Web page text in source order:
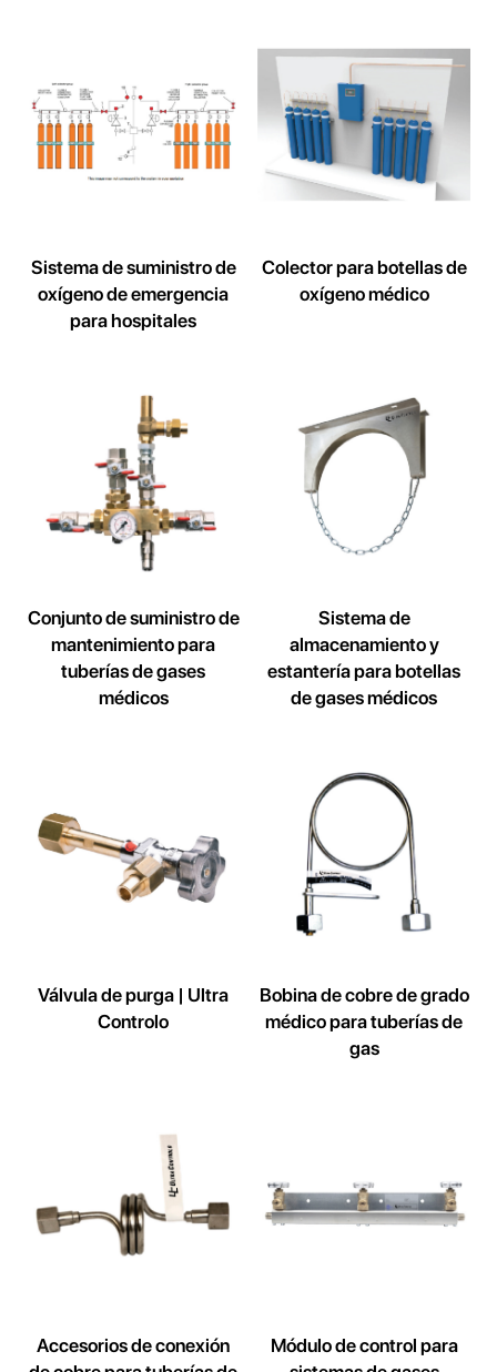
Sistema de suministro de
oxígeno de emergencia
para hospitales
Colector para botellas de
oxígeno médico
Conjunto de suministro de
mantenimiento para
tuberías de gases
médicos
Sistema de
almacenamiento y
estantería para botellas
de gases médicos
Válvula de purga | Ultra
Controlo
Bobina de cobre de grado
médico para tuberías de
gas
Accesorios de conexión
Módulo de control para